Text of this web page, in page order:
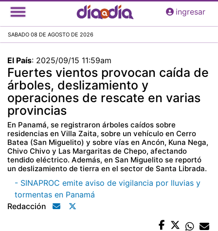
Pasar
al
principal
ingresar
SABADO 08 DE AGOSTO DE 2026
El País: 2025/09/15 11:59am
Fuertes vientos provocan caída de
árboles, deslizamiento y
operaciones de rescate en varias
provincias
En Panamá, se registraron árboles caídos sobre
residencias en Villa Zaita, sobre un vehículo en Cerro
Batea (San Miguelito) y sobre vías en Ancón, Kuna Nega,
Chivo Chivo y Las Margaritas de Chepo, afectando
tendido eléctrico. Además, en San Miguelito se reportó
un deslizamiento de tierra en el sector de Santa Librada.
- SINAPROC emite aviso de vigilancia por lluvias y
tormentas en Panamá
Redacción